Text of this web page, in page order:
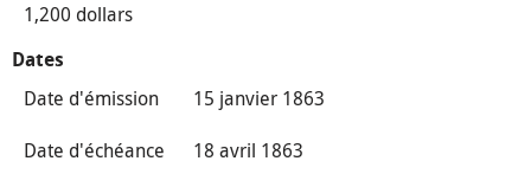
1,200 dollars
Dates
Date d'émission
15 janvier 1863
Date d'échéance
18 avril 1863